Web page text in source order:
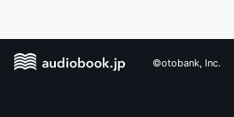
©otobank, Inc.